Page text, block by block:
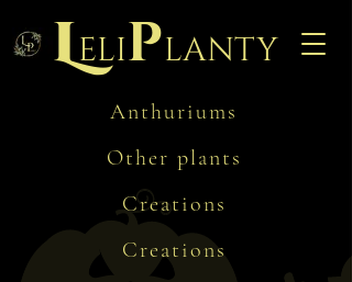
Leliplanty
Anthuriums
Other plants
Creations
Creations